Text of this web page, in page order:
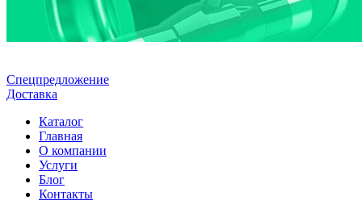
Спецпредложение
Доставка
Каталог
Главная
О компании
Услуги
Блог
Контакты